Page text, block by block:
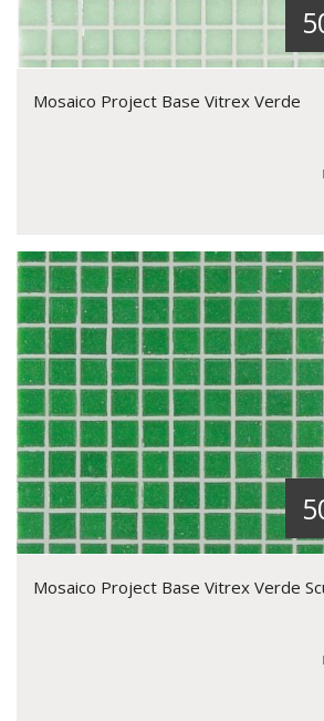
Mosaico Project Base Vitrex Verde
Mosaico Project Base Vitrex Verde